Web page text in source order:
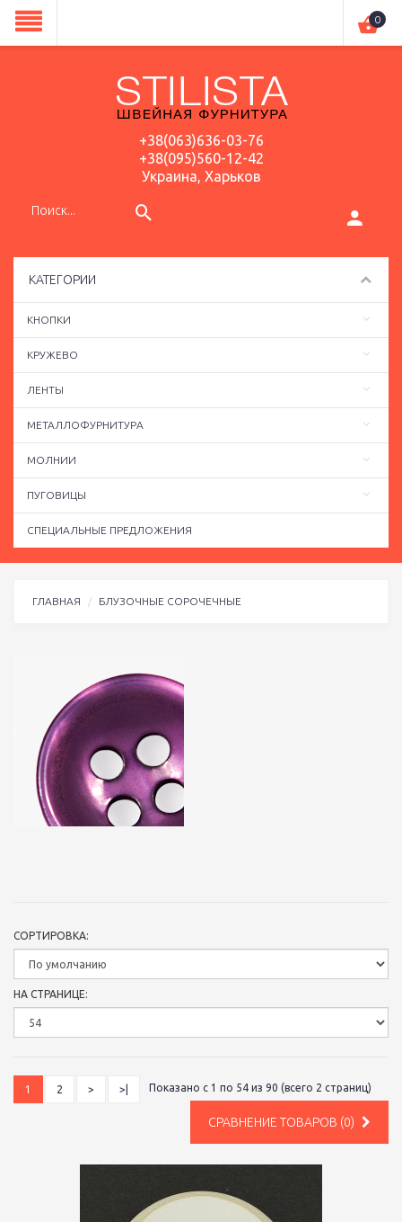
+38(063)636-03-76
+38(095)560-12-42
Украина, Харьков
0
КАТЕГОРИИ
КНОПКИ
КРУЖЕВО
ЛЕНТЫ
МЕТАЛЛОФУРНИТУРА
МОЛНИИ
ПУГОВИЦЫ
СПЕЦИАЛЬНЫЕ ПРЕДЛОЖЕНИЯ
ГЛАВНАЯ БЛУЗОЧНЫЕ СОРОЧЕЧНЫЕ
СОРТИРОВКА:
НА СТРАНИЦЕ:
1 2 > >| Показано с 1 по 54 из 90 (всего 2 страниц)
СРАВНЕНИЕ ТОВАРОВ (0)